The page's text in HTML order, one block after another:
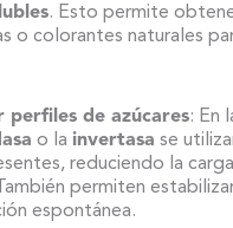
. Esto permite
o colorantes naturales
perfiles de azúcares: En
o la invertasa se
reduciendo la
permiten
espontánea.